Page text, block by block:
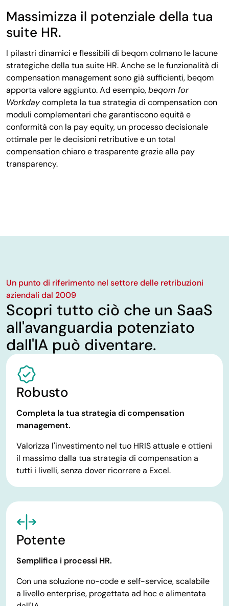
Massimizza il potenziale della tua
suite HR.
I pilastri dinamici e flessibili di beqom colmano le lacune
strategiche della tua suite HR. Anche se le funzionalità di
compensation management sono già sufficienti, beqom
apporta valore aggiunto. Ad esempio,beqom for
Workdaycompleta la tua strategia di compensation con
moduli complementari che garantiscono equità e
conformità con la pay equity, un processo decisionale
ottimale per le decisioni retributive e un total
compensation chiaro e trasparente grazie alla pay
transparency.
Un punto di riferimento nel settore delle retribuzioni
aziendali dal 2009
Scopri tutto ciò che un SaaS
all'avanguardia potenziato
dall'IA può diventare.
Robusto
Completa la tua strategia di compensation
management.
Valorizza l'investimento nel tuo HRIS attuale e ottieni
il massimo dalla tua strategia di compensation a
tutti i livelli, senza dover ricorrere a Excel.
Potente
Semplifica i processi HR.
Con una soluzione no-code e self-service, scalabile
a livello enterprise, progettata ad hoc e alimentata